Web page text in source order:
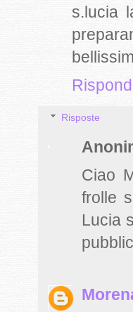
s.lucia
Risposte
Ciao
frolle
Lucia